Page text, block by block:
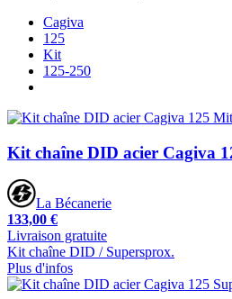
Cagiva
125
Kit
125-250
Kit chaîne DID acier Cagiva
La Bécanerie
133,00 €
Livraison gratuite
Kit chaîne DID / Supersprox.
Plus d'infos